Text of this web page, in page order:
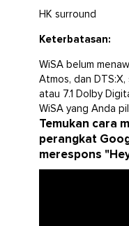
HK surround
Keterbatasan:
WiSA belum
Atmos, dan
atau 7.1 Dolby
WiSA yang Anda
Temukan cara
perangkat
merespons